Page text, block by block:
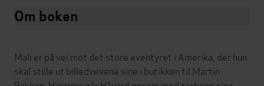
Om boken
Mali er på vei mot det store eventyret i Amerika, der hun
skal stille ut billedvevene sine i butikken til Martin